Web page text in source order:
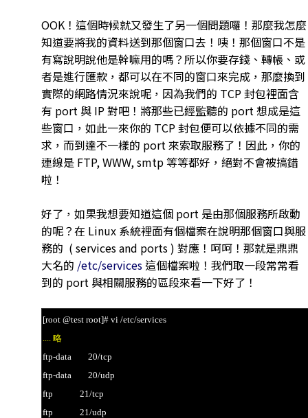
OOK！這個時候就又發生了另一個問題囉！那麼我怎麼
知道要將我的資料送到那個窗口去！咦！那個窗口不是
有寫說明說他是幹嘛用的嗎？所以你要存錢、轉帳、或
者是進行匯款，都可以在不同的窗口來完成，那麼換到
實際的網路情況來說呢，因為我們的 TCP 封包裡面含
有 port 與 IP 對吧！將那些已經監聽的 port 想成是這
些窗口，如此一來你的 TCP 封包便可以依據不同的需
求，而到達不一樣的 port 來索取服務了！因此，你的
連線是 FTP, WWW, smtp 等等都好，絕對不會被搞錯
啦！
好了，如果我想要知道這個 port 是由那個服務所啟動
的呢？在 Linux 系統裡面有個檔案在說明那個窗口與服
務的 ( services and ports ) 對應！呵呵！那就是鼎鼎
大名的 /etc/services 這個檔案啦！我們取一段常常看
到的 port 與相關服務的區段來看一下好了！
[root @test root]# vi /etc/services
.... 略
ftp-data 20/tcp
ftp-data 20/udp
ftp 21/tcp
ftp 21/udp